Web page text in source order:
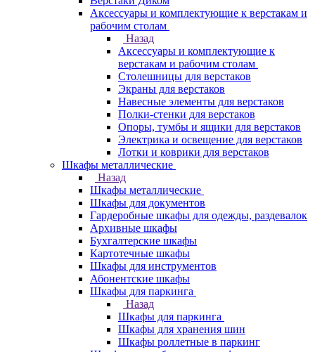
Аксессуары и комплектующие к верстакам и
рабочим столам
Назад
Аксессуары и комплектующие к
верстакам и рабочим столам
Столешницы для верстаков
Экраны для верстаков
Навесные элементы для верстаков
Полки-стенки для верстаков
Опоры, тумбы и ящики для верстаков
Электрика и освещение для верстаков
Лотки и коврики для верстаков
Шкафы металлические
Назад
Шкафы металлические
Шкафы для документов
Гардеробные шкафы для одежды, раздевалок
Архивные шкафы
Бухгалтерские шкафы
Картотечные шкафы
Шкафы для инструментов
Абонентские шкафы
Шкафы для паркинга
Назад
Шкафы для паркинга
Шкафы для хранения шин
Шкафы роллетные в паркинг